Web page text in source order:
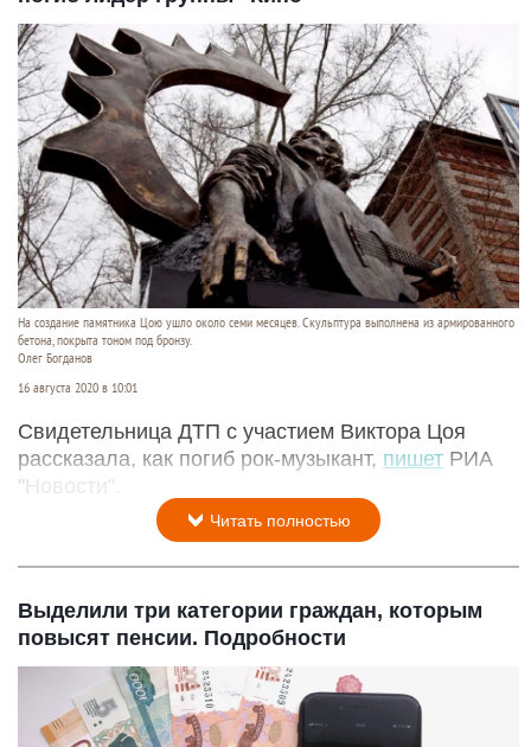
На создание памятника Цою ушло около семи месяцев. Скульптура выполнена из армированного
бетона, покрыта тоном под бронзу.
Олег Богданов
16 августа 2020 в 10:01
Свидетельница ДТП с участием Виктора Цоя
рассказала, как погиб рок-музыкант, пишет РИА
"Новости".
Читать полностью
Выделили три категории граждан, которым
повысят пенсии. Подробности